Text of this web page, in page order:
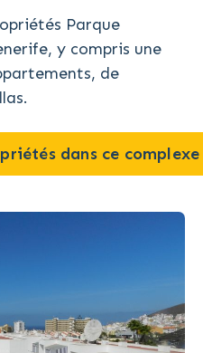
Parque
y compris une
de
dans ce complexe